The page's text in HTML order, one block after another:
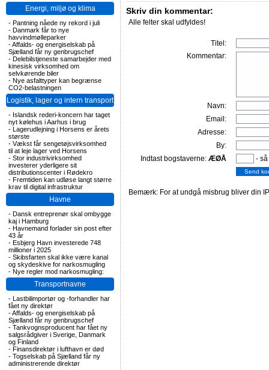
Energi, miljø og klima
- Pantning nåede ny rekord i juli
- Danmark får to nye
havvindmølleparker
-Affalds- og energiselskab på
Sjælland får ny genbrugschef
- Delebilstjeneste samarbejder med
kinesisk virksomhed om
selvkørende biler
- Nye asfalttyper kan begrænse
CO2-belastningen
Logistik, lager og intern transport
- Islandsk rederi-koncern har taget
nyt kølehus i Aarhus i brug
- Lagerudlejning i Horsens er årets
største
- Vækst får sengetøjsvirksomhed
til at leje lager ved Horsens
- Stor industrivirksomhed
investerer yderligere sit
distributionscenter i Rødekro
- Fremtiden kan udløse langt større
krav til digital infrastruktur
Havne
- Dansk entreprenør skal ombygge
kaj i Hamburg
- Havnemand forlader sin post efter
43 år
- Esbjerg Havn investerede 748
millioner i 2025
- Skibsfarten skal ikke være kanal
og skydeskive for narkosmugling
- Nye regler mod narkosmugling:
Transportnavne
- Lastbilimportør og -forhandler har
fået ny direktør
-Affalds- og energiselskab på
Sjælland får ny genbrugschef
- Tankvognsproducent har fået ny
salgsrådgiver i Sverige, Danmark
og Finland
- Finansdirektør i lufthavn er død
- Togselskab på Sjælland får ny
administrerende direktør
Skriv din kommentar:
Alle felter skal udfyldes!
Titel:
Kommentar:
Navn:
Email:
Adresse:
By:
Indtast bogstaverne: ÆØÅ -
Bemærk: For at undgå misbrug bliver din